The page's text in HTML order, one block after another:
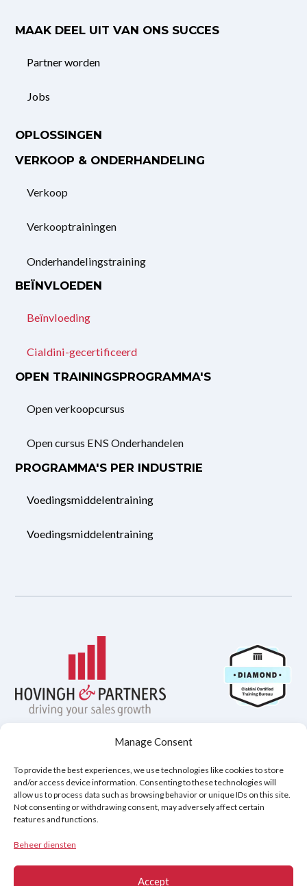
Manage Consent
To provide the best experiences, we use technologies like cookies to store
and/or access device information. Consenting to these technologies will
allow us to process data such as browsing behavior or unique IDs on this site.
Not consenting or withdrawing consent, may adversely affect certain
features and functions.
Beheer diensten
Accept
MAAK DEEL UIT VAN ONS SUCCES
Partner worden
Jobs
OPLOSSINGEN
VERKOOP & ONDERHANDELING
Verkoop
Verkooptrainingen
Onderhandelings­training
BEÏNVLOEDEN
Beïnvloeding
Cialdini-gecertificeerd
OPEN TRAININGSPROGRAMMA'S
Open verkoopcursus
Open cursus ENS Onderhandelen
PROGRAMMA'S PER INDUSTRIE
Voedingsmiddelentraining
Voedingsmiddelentraining
Privacybeleid Disclaimer Cookiebeleid (EU)
Copyright © 2026
Hovingh & Partners